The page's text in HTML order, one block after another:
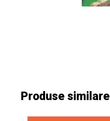
Produse similare